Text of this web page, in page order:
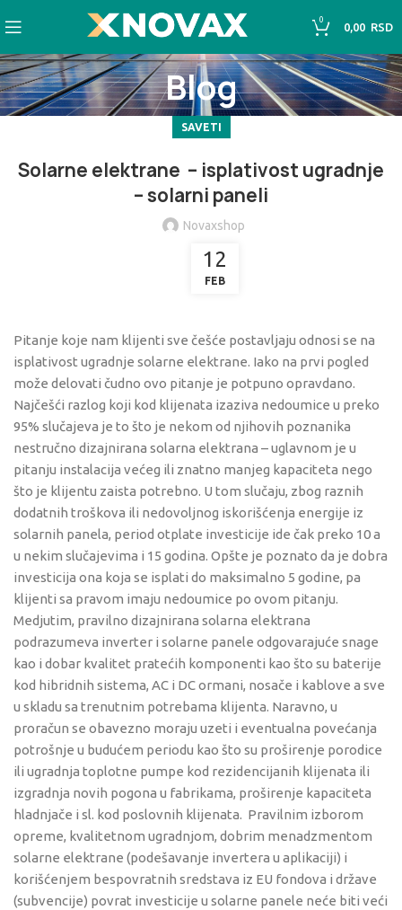
0
0,00 RSD
Blog
SAVETI
Solarne elektrane – isplativost ugradnje
– solarni paneli
Novaxshop
12
FEB
Pitanje koje nam klijenti sve češće postavljaju odnosi se na
isplativost ugradnje solarne elektrane. Iako na prvi pogled
može delovati čudno ovo pitanje je potpuno opravdano.
Najčešći razlog koji kod klijenata izaziva nedoumice u preko
95% slučajeva je to što je nekom od njihovih poznanika
nestručno dizajnirana solarna elektrana – uglavnom je u
pitanju instalacija većeg ili znatno manjeg kapaciteta nego
što je klijentu zaista potrebno. U tom slučaju, zbog raznih
dodatnih troškova ili nedovoljnog iskorišćenja energije iz
solarnih panela, period otplate investicije ide čak preko 10 a
u nekim slučajevima i 15 godina. Opšte je poznato da je dobra
investicija ona koja se isplati do maksimalno 5 godine, pa
klijenti sa pravom imaju nedoumice po ovom pitanju.
Medjutim, pravilno dizajnirana solarna elektrana
podrazumeva inverter i solarne panele odgovarajuće snage
kao i dobar kvalitet pratećih komponenti kao što su baterije
kod hibridnih sistema, AC i DC ormani, nosače i kablove a sve
u skladu sa trenutnim potrebama klijenta. Naravno, u
proračun se obavezno moraju uzeti i eventualna povećanja
potrošnje u budućem periodu kao što su proširenje porodice
ili ugradnja toplotne pumpe kod rezidencijanih klijenata ili
izgradnja novih pogona u fabrikama, proširenje kapaciteta
hladnjače i sl. kod poslovnih klijenata. Pravilnim izborom
opreme, kvalitetnom ugradnjom, dobrim menadzmentom
solarne elektrane (podešavanje invertera u aplikaciji) i
korišćenjem bespovratnih sredstava iz EU fondova i države
(subvencije) povrat investicije u solarne panele neće biti veći